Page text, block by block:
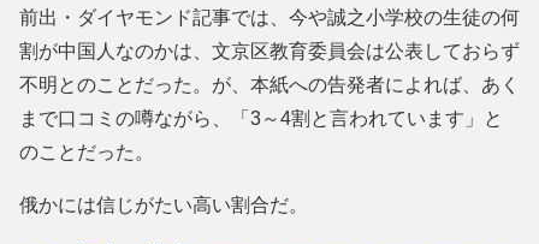
前出・ダイヤモンド記事では、今や誠之小学校の生徒の何
割が中国人なのかは、文京区教育委員会は公表しておらず
不明とのことだった。が、本紙への告発者によれば、あく
まで口コミの噂ながら、「3～4割と言われています」と
のことだった。
俄かには信じがたい高い割合だ。